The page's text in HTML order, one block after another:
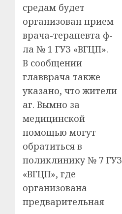
средам будет
организован прием
врача-терапевта ф-
ла № 1 ГУЗ «ВГЦП».
В сообщении
главврача также
указано, что жители
аг. Вымно за
медицинской
помощью могут
обратиться в
поликлинику № 7 ГУЗ
«ВГЦП», где
организована
предварительная